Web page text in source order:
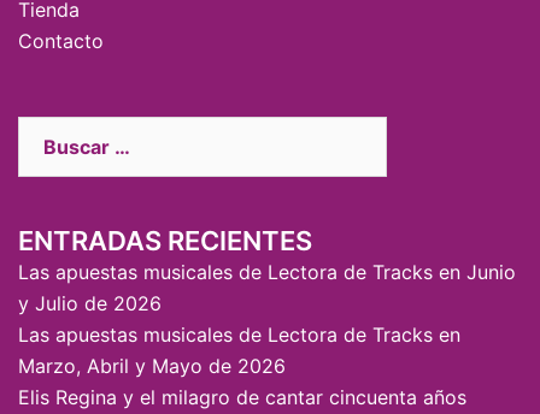
Tienda
Contacto
ENTRADAS RECIENTES
Las apuestas musicales de Lectora de Tracks en Junio
y Julio de 2026
Las apuestas musicales de Lectora de Tracks en
Marzo, Abril y Mayo de 2026
Elis Regina y el milagro de cantar cincuenta años